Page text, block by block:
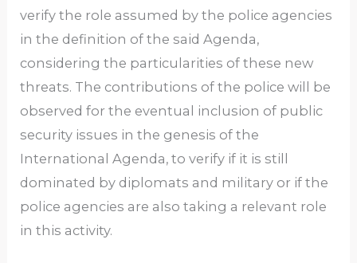
verify the role assumed by the police agencies
in the definition of the said Agenda,
considering the particularities of these new
threats. The contributions of the police will be
observed for the eventual inclusion of public
security issues in the genesis of the
International Agenda, to verify if it is still
dominated by diplomats and military or if the
police agencies are also taking a relevant role
in this activity.